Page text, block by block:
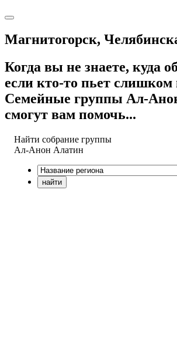
Магнитогорск,
Когда вы не знаете, куда
если кто-то пьет слишком
Семейные группы Ал-
смогут вам помочь...
Найти собрание группы
Ал-Анон Алатин